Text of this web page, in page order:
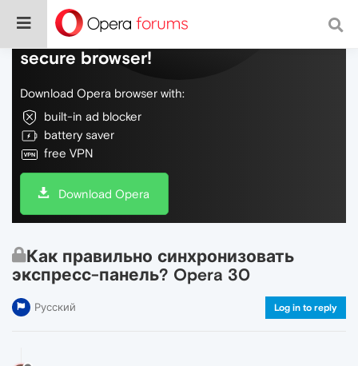
Do more on the web, with a fast and
secure browser!
Download Opera browser with:
built-in ad blocker
battery saver
free VPN
Download Opera
Как правильно синхронизовать
экспресс-панель? Opera 30
Русский Log in to reply